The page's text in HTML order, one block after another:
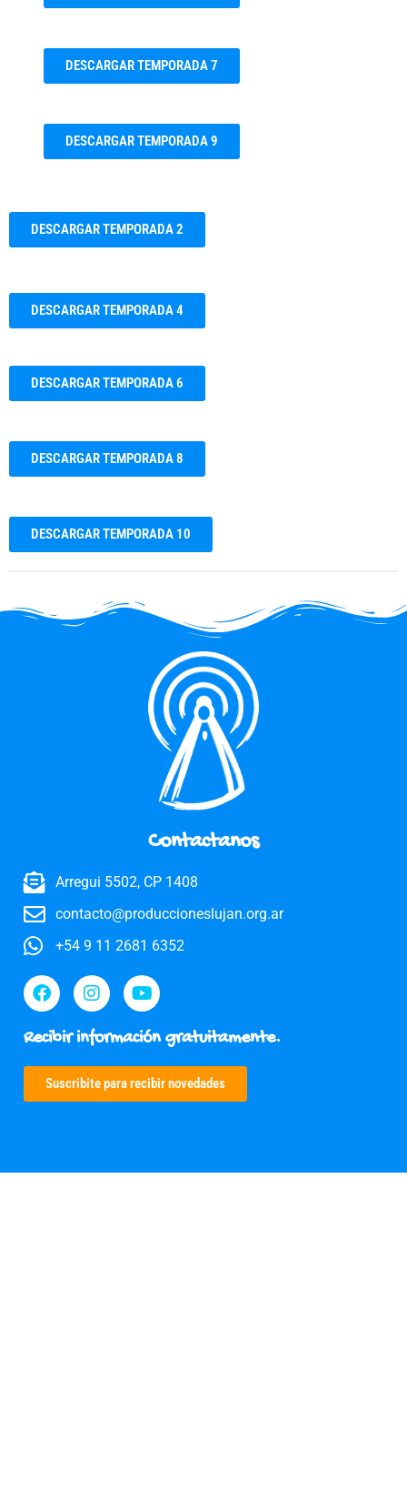
DESCARGAR TEMPORADA 7
DESCARGAR TEMPORADA 9
DESCARGAR TEMPORADA 2
DESCARGAR TEMPORADA 4
DESCARGAR TEMPORADA 6
DESCARGAR TEMPORADA 8
DESCARGAR TEMPORADA 10
Contactanos
Arregui 5502, CP 1408
contacto@produccioneslujan.org.ar
+54 9 11 2681 6352
Recibir información gratuitamente.
Suscribite para recibir novedades